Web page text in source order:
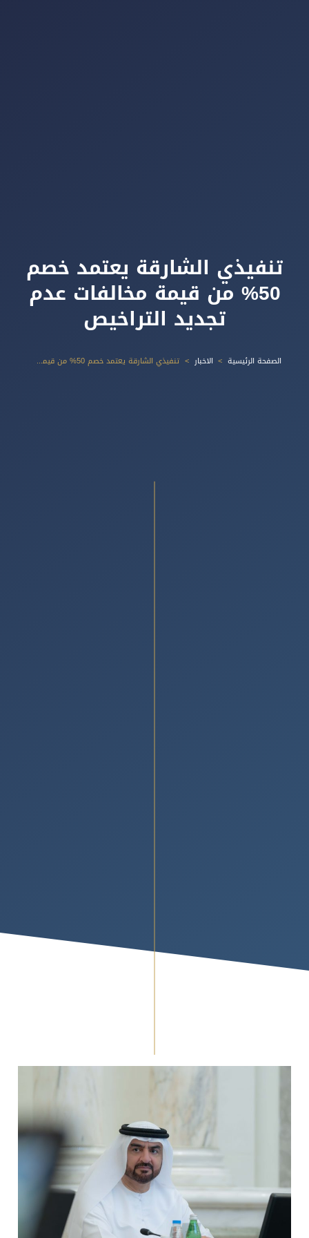
تنفيذي الشارقة يعتمد خصم
50% من قيمة مخالفات عدم
تجديد التراخيص
الصفحة الرئيسية الاخبار تنفيذي الشارقة يعتمد خصم 50% من قيمة مخالفات عدم تجديد التراخيص